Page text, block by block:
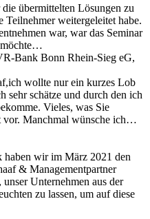
übermittelten Lösungen zu
Teilnehmer weitergeleitet habe.
war, war das Seminar
Bank Bonn Rhein-Sieg eG,
wollte nur ein kurzes Lob
sehr schätze und durch den ich
Vieles, was Sie
vor. Manchmal wünsche ich…
haben wir im März 2021 den
& Managementpartner
Unternehmen aus der
zu lassen, um auf diese